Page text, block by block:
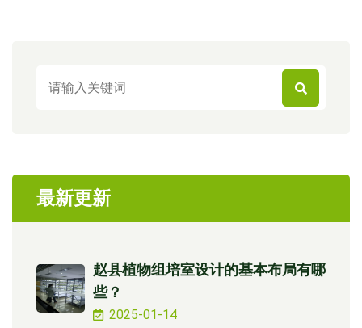
最新更新
赵县植物组培室设计的基本布局有哪
些？
2025-01-14